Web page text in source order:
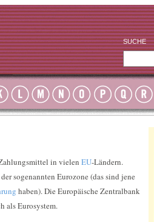
SUCHE
in vielen EU-Ländern.
sogenannten Eurozone (das sind jene
haben). Die Europäische Zentralbank
als Eurosystem.